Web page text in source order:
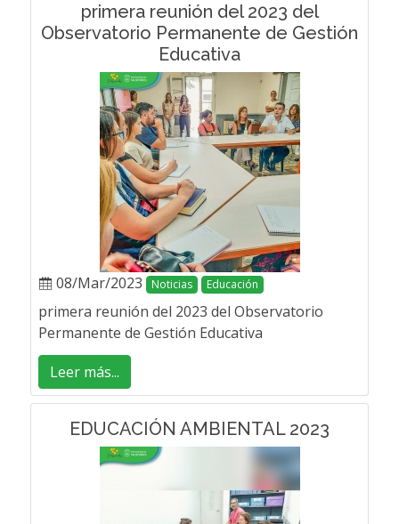
primera reunión del 2023 del
Observatorio Permanente de Gestión
Educativa
08/Mar/2023 Noticias Educación
primera reunión del 2023 del Observatorio
Permanente de Gestión Educativa
Leer más...
EDUCACIÓN AMBIENTAL 2023